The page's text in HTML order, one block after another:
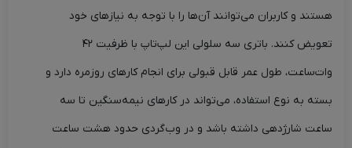
هستند و کاربران می‌توانند آن‌ها را با توجه به نیازهای خود
تعویض کنند. باتری سه سلولی این لپ‌تاپ با ظرفیت ۴۲
وات‌ساعت، طول عمر قابل قبولی برای انجام کارهای روزمره دارد و
بسته به نوع استفاده، می‌تواند در کارهای نیمه‌سنگین تا سه
ساعت شارژدهی داشته باشد و در وب‌گردی حدود هشت ساعت